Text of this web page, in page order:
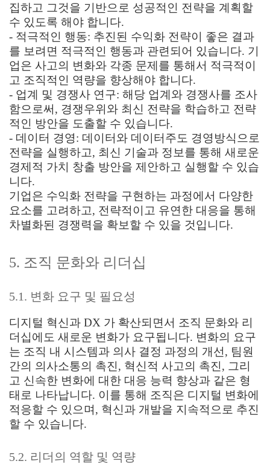
집하고 그것을 기반으로 성공적인 전략을 계획할
수 있도록 해야 합니다.
- 적극적인 행동: 추진된 수익화 전략이 좋은 결과
를 보려면 적극적인 행동과 관련되어 있습니다. 기
업은 사고의 변화와 각종 문제를 통해서 적극적이
고 조직적인 역량을 향상해야 합니다.
- 업계 및 경쟁사 연구: 해당 업계와 경쟁사를 조사
함으로써, 경쟁우위와 최신 전략을 학습하고 전략
적인 방안을 도출할 수 있습니다.
- 데이터 경영: 데이터와 데이터주도 경영방식으로
전략을 실행하고, 최신 기술과 정보를 통해 새로운
경제적 가치 창출 방안을 제안하고 실행할 수 있습
니다.
기업은 수익화 전략을 구현하는 과정에서 다양한
요소를 고려하고, 전략적이고 유연한 대응을 통해
차별화된 경쟁력을 확보할 수 있을 것입니다.
5. 조직 문화와 리더십
5.1. 변화 요구 및 필요성
디지털 혁신과 DX 가 확산되면서 조직 문화와 리
더십에도 새로운 변화가 요구됩니다. 변화의 요구
는 조직 내 시스템과 의사 결정 과정의 개선, 팀원
간의 의사소통의 촉진, 혁신적 사고의 촉진, 그리
고 신속한 변화에 대한 대응 능력 향상과 같은 형
태로 나타납니다. 이를 통해 조직은 디지털 변화에
적응할 수 있으며, 혁신과 개발을 지속적으로 추진
할 수 있습니다.
5.2. 리더의 역할 및 역량